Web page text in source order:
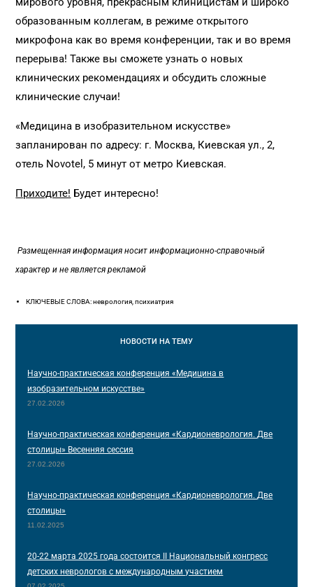
образованным коллегам, в режиме открытого
микрофона как во время конференции, так и во время
перерыва! Также вы сможете узнать о новых
клинических рекомендациях и обсудить сложные
клинические случаи!
«Медицина в изобразительном искусстве»
запланирован по адресу: г. Москва, Киевская ул., 2,
отель Novotel, 5 минут от метро Киевская.
Приходите! Будет интересно!
Размещенная информация носит информационно-справочный
характер и не является рекламой
КЛЮЧЕВЫЕ СЛОВА: неврология, психиатрия
НОВОСТИ НА ТЕМУ
Научно-практическая конференция «Медицина в
изобразительном искусстве»
27.02.2026
Научно-практическая конференция «Кардионеврология. Две
столицы» Весенняя сессия
27.02.2026
Научно-практическая конференция «Кардионеврология. Две
столицы»
11.02.2025
20-22 марта 2025 года состоится II Национальный конгресс
детских неврологов с международным участием